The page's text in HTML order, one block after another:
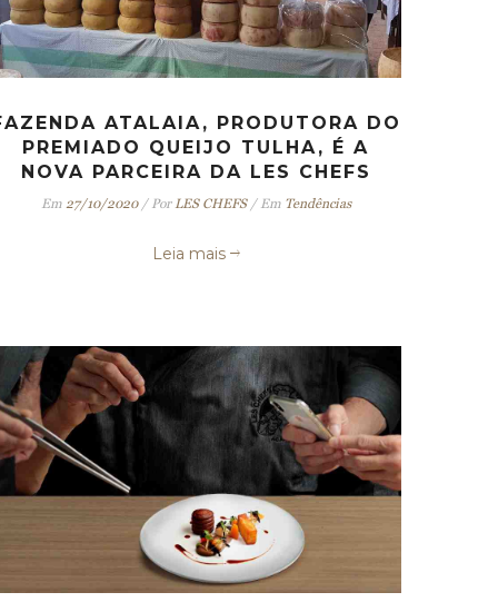
ATALAIA, PRODUTORA DO
PREMIADO QUEIJO TULHA, É A
NOVA PARCEIRA DA LES CHEFS
Em 27/10/2020/ PorLES CHEFS/ Em Tendências
Leia mais